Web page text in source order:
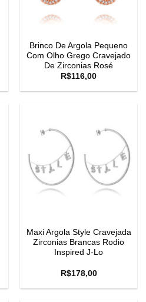
Brinco De Argola Pequeno
Com Olho Grego Cravejado
De Zirconias Rosé
R$116,00
Maxi Argola Style Cravejada
Zirconias Brancas Rodio
Inspired J-Lo
R$178,00